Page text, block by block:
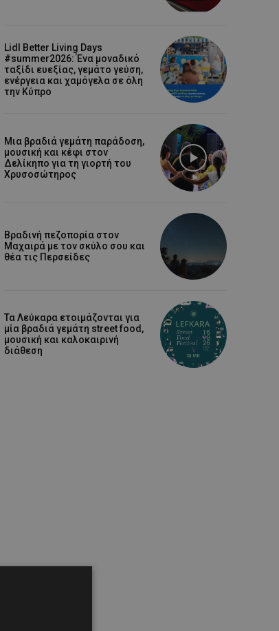
Lidl Better Living Days
#summer2026: Ένα μοναδικό
ταξίδι ευεξίας, γεμάτο γεύση,
ενέργεια και χαμόγελα σε όλη
την Κύπρο
Μια βραδιά γεμάτη παράδοση,
μουσική και κέφι στον
Δελίκηπο για τη γιορτή του
Χρυσοσώτηρος
Βραδινή πεζοπορία στον
Μαχαιρά με τον σκύλο σου και
θέα τις Περσείδες
Τα Λεύκαρα ετοιμάζονται για
μία βραδιά γεμάτη street food,
μουσική και καλοκαιρινή
διάθεση